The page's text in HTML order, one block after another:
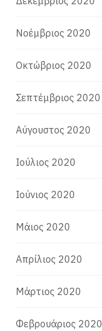
Νοέμβριος 2020
Οκτώβριος 2020
Σεπτέμβριος 2020
Αύγουστος 2020
Ιούλιος 2020
Ιούνιος 2020
Μάιος 2020
Απρίλιος 2020
Μάρτιος 2020
Φεβρουάριος 2020